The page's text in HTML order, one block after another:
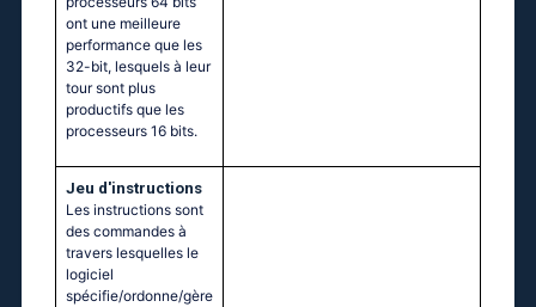
ont une meilleure
performance que les
32-bit, lesquels à leur
tour sont plus
productifs que les
processeurs 16 bits.
Jeu d'instructions
Les instructions sont
des commandes à
travers lesquelles le
logiciel
spécifie/ordonne/gère